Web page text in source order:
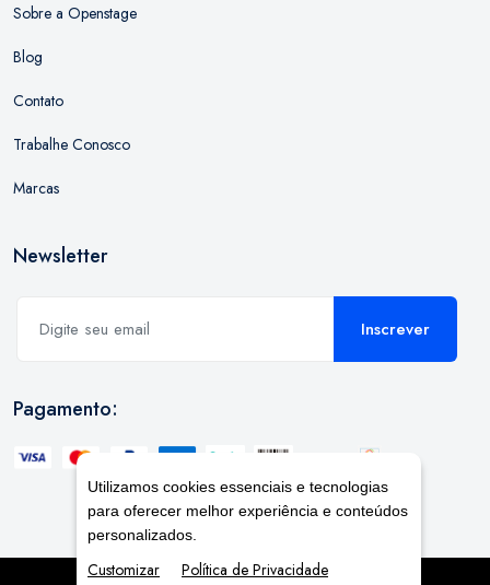
Sobre a Openstage
Blog
Contato
Trabalhe Conosco
Marcas
Newsletter
Inscrever
Pagamento:
Utilizamos cookies essenciais e tecnologias
para oferecer melhor experiência e conteúdos
personalizados.
Customizar Política de Privacidade